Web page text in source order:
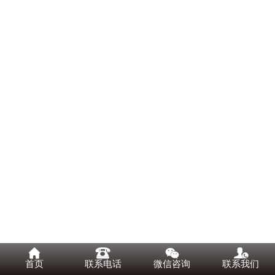

首页

联系电话

微信咨询

联系我们